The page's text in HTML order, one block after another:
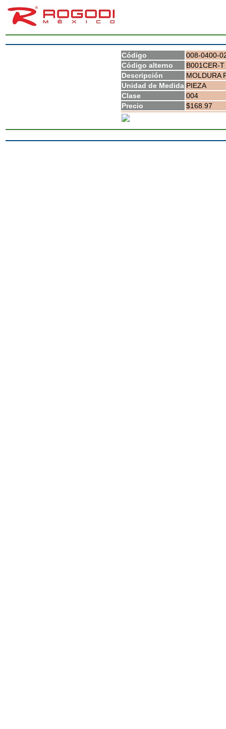
Código
008-0400-
Código alterno
B001CER-T
Descripción
MOLDURA
Unidad de Medida PIEZA
Clase
004
Precio
$168.97